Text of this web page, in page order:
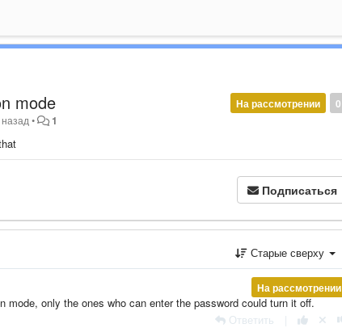
0
На рассмотрении
mode
• 1
Подписаться
Старые сверху
На рассмотрении
mode, only the ones who can enter the password could turn it off.
Ответить